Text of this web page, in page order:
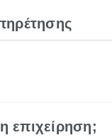
επιχείρηση;